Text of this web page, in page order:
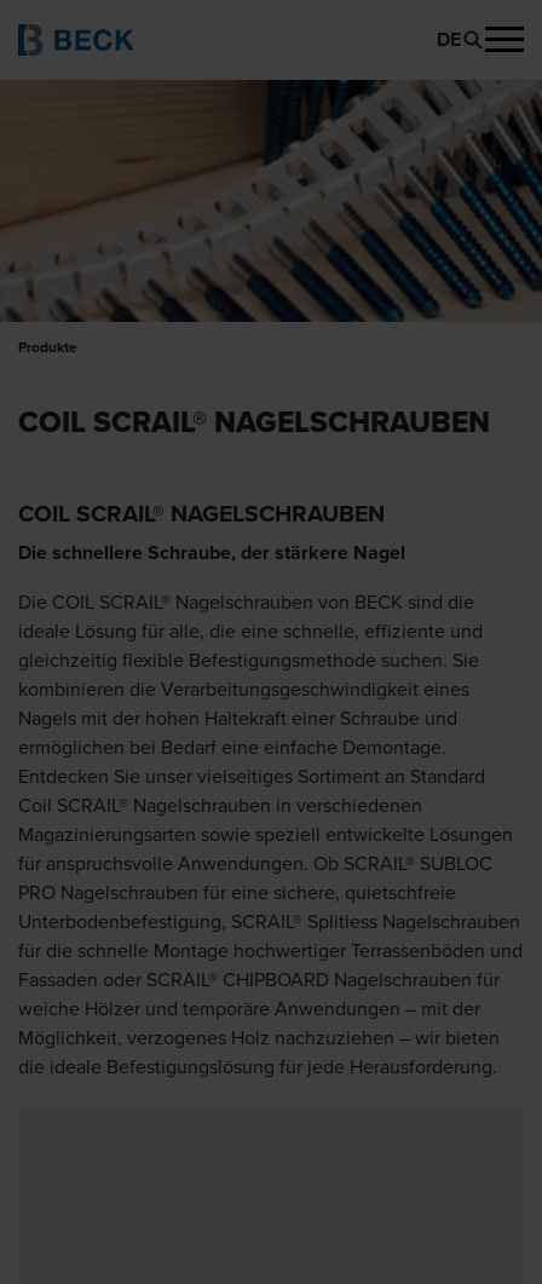
DE
Produkte
COIL SCRAIL® NAGEL­SCHRAUBEN
COIL SCRAIL® NAGELSCHRAUBEN
Die schnellere Schraube, der stärkere Nagel
Die COIL SCRAIL® Nagelschrauben von BECK sind die
ideale Lösung für alle, die eine schnelle, effiziente und
gleichzeitig flexible Befestigungsmethode suchen. Sie
kombinieren die Verarbeitungsgeschwindigkeit eines
Nagels mit der hohen Haltekraft einer Schraube und
ermöglichen bei Bedarf eine einfache Demontage.
Entdecken Sie unser vielseitiges Sortiment an Standard
Coil SCRAIL® Nagelschrauben in verschiedenen
Magazinierungsarten sowie speziell entwickelte Lösungen
für anspruchsvolle Anwendungen. Ob SCRAIL® SUBLOC
PRO Nagelschrauben für eine sichere, quietschfreie
Unterbodenbefestigung, SCRAIL® Splitless Nagelschrauben
für die schnelle Montage hochwertiger Terrassenböden und
Fassaden oder SCRAIL® CHIPBOARD Nagelschrauben für
weiche Hölzer und temporäre Anwendungen – mit der
Möglichkeit, verzogenes Holz nachzuziehen – wir bieten
die ideale Befestigungslösung für jede Herausforderung.